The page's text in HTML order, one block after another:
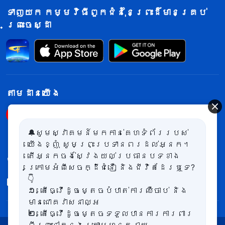
ម្នាក់ឡើយ។ នៅក្នុងជីវិតអាពាហ៍ពិពាហ៍
មនុស្សមិនគ្រាន់តែដើរតួនាទីនៃការចិញ្ចឹម
អប់រំមនុស្សជំនាន់ក្រោយប៉ុណ្ណោះទេ ប៉ុន្តែ
ពួកគេក៏ត្រូវប្រើគ្រប់ទាំងតួនាទីផ្សេងៗដែល
ពាក់ព័ន្ធក្នុងការថែរក្សាអាពាហ៍ពិពាហ៍ និង
បេសកកម្ម ដែលតម្រូវឱ្យប្រើតួនាទីទាំងនោះ
ដើម្បីសម្រេចដែរ។ ដោយសារតែកំណើតរបស់
ប្ដូរដែលបានកើតឡើងដោយមនុស្ស
ព្រឹត្តិការណ៍ និងអ្វីៗដែលនៅជុំវិញវា នោះ
ជីវិតអាពាហ៍ពិពាហ៍របស់មនុស្សម្នាក់ក៏នឹងជះ
ឥទ្ធិពលលើមនុស្ស ព្រឹត្តិការណ៍ និងអ្វីៗ
ដោយចៀសមិនផុតឡើយ ហើយលើសពីនេះ វាក៏នឹងបំ
ផ្លាស់បំប្រែអ្វីៗទាំងអស់នោះទៅតាមរបៀប
ទាញយក កម្មវិធីពួកជំនុំនៃព្រះដ៏មានគ្រប់
ព្រះចេស្ដា
តាម​ដាន​យើង​
ទំនាក់​ទំនង​យើង​ខ្ញុំ
+855-87-815-261
contact.km@kingdomsalvation.org
🔔សូមស្វាគមន៍មកកាន់គេហទំព័ររបស់
យើងខ្ញុំ សូមព្រះប្រទានពរដល់អ្នក។
តើអ្នកចង់ស្វែងយល់ប្រធានបទខាង
ក្រោមអំពីសេចក្ដីជំនឿ និងជីវិតដែរឬទេ?
👇
១. តើធ្វើដូចម្តេចបំបាត់ការឈឺចាប់ និង
មានជោគវាសនាល្អ
២. តើធ្វើដូចម្តេចទទួលបានការការពារ